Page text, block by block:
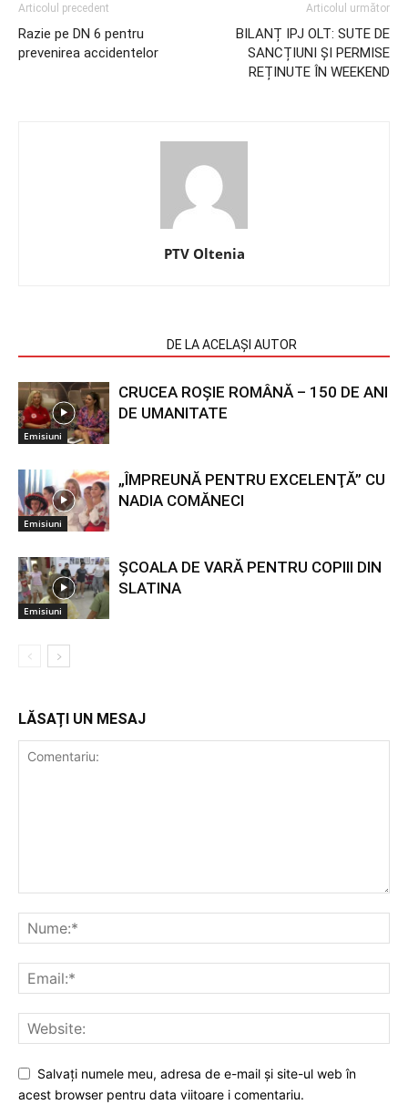
Articolul precedent
Razie pe DN 6 pentru
prevenirea accidentelor
Articolul următor
BILANȚ IPJ OLT: SUTE DE
SANCȚIUNI ȘI PERMISE
REȚINUTE ÎN WEEKEND
PTV Oltenia
DE LA ACELAȘI AUTOR
Emisiuni
CRUCEA ROŞIE ROMÂNĂ – 150 DE ANI
DE UMANITATE
Emisiuni
„ÎMPREUNĂ PENTRU EXCELENŢĂ” CU
NADIA COMĂNECI
Emisiuni
ŞCOALA DE VARĂ PENTRU COPIII DIN
SLATINA
LĂSAȚI UN MESAJ
Salvați numele meu, adresa de e-mail și site-ul web în
acest browser pentru data viitoare i comentariu.